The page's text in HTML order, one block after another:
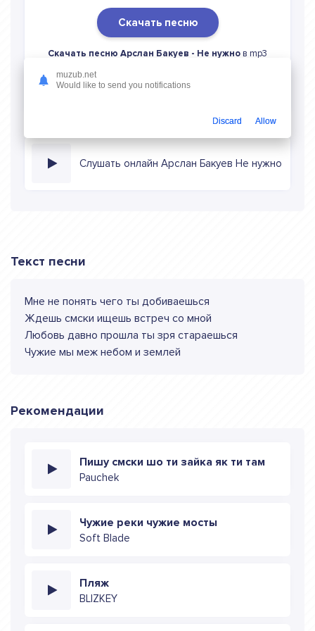
Скачать песню
Скачать песню Арслан Бакуев - Не нужнов mp3
музыку в режиме онлайн
Слушать онлайн Арслан Бакуев Не нужно
Текст песни
Мне не понять чего ты добиваешься
Ждешь смски ищешь встреч со мной
Любовь давно прошла ты зря стараешься
Чужие мы меж небом и землей
Рекомендации
Пишу смски шо ти зайка як ти там
Pauchek
Чужие реки чужие мосты
Soft Blade
Пляж
BLIZKEY
muzub.net
Would like to send you notifications
Discard Allow